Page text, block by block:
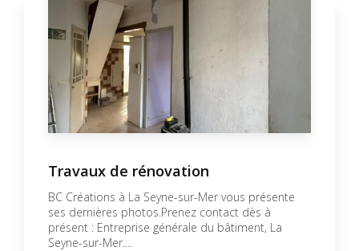
Travaux de rénovation
BC Créations à La Seyne-sur-Mer vous présente
ses dernières photos.Prenez contact dès à
présent : Entreprise générale du bâtiment, La
Seyne-sur-Mer....